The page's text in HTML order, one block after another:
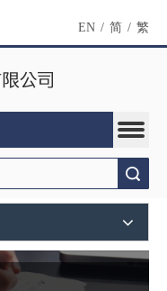
EN / 简 / 繁